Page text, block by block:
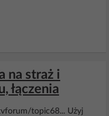
na straż i
łączenia
topic68... Użyj